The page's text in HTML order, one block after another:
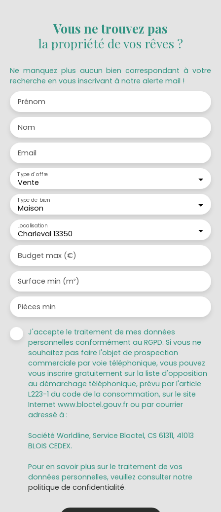
Vous ne trouvez pas
la propriété de vos rêves ?
Ne manquez plus aucun bien correspondant à votre
recherche en vous inscrivant à notre alerte mail !
Prénom
Nom
Email
Vente
Type d'offre
Maison
Type de bien
Charleval 13350
Localisation
Budget max (€)
Surface min (m²)
Pièces min
J'accepte le traitement de mes données
personnelles conformément au RGPD. Si vous ne
souhaitez pas faire l'objet de prospection
commerciale par voie téléphonique, vous pouvez
vous inscrire gratuitement sur la liste d'opposition
au démarchage téléphonique, prévu par l'article
L223-1 du code de la consommation, sur le site
Internet www.bloctel.gouv.fr ou par courrier
adressé à :
Société Worldline, Service Bloctel, CS 61311, 41013
BLOIS CEDEX.
Pour en savoir plus sur le traitement de vos
données personnelles, veuillez consulter notre
politique de confidentialité.